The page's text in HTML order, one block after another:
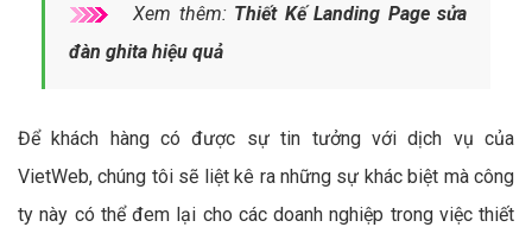
Xem thêm: Thiết Kế Landing Page sửa
đàn ghita hiệu quả
Để khách hàng có được sự tin tưởng với dịch vụ của
VietWeb, chúng tôi sẽ liệt kê ra những sự khác biệt mà công
ty này có thể đem lại cho các doanh nghiệp trong việc thiết